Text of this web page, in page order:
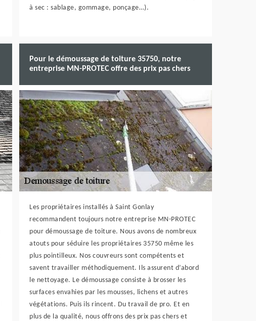
à sec : sablage, gommage, ponçage…).
Pour le démoussage de toiture 35750, notre
entreprise MN-PROTEC offre des prix pas chers
Les propriétaires installés à Saint Gonlay
recommandent toujours notre entreprise MN-PROTEC
pour démoussage de toiture. Nous avons de nombreux
atouts pour séduire les propriétaires 35750 même les
plus pointilleux. Nos couvreurs sont compétents et
savent travailler méthodiquement. Ils assurent d’abord
le nettoyage. Le démoussage consiste à brosser les
surfaces envahies par les mousses, lichens et autres
végétations. Puis ils rincent. Du travail de pro. Et en
plus de la qualité, nous offrons des prix pas chers et